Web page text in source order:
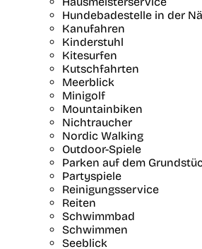
Hundebadestelle in der
Kanufahren
Kinderstuhl
Kitesurfen
Kutschfahrten
Meerblick
Minigolf
Mountainbiken
Nichtraucher
Nordic Walking
Outdoor-Spiele
Parken auf dem
Partyspiele
Reinigungsservice
Reiten
Schwimmbad
Schwimmen
Seeblick